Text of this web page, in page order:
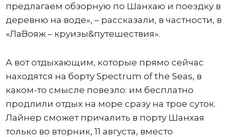
предлагаем обзорную по Шанхаю и поездку в
деревню на воде», – рассказали, в частности, в
«ЛаВояж – круизы&путешествия».
А вот отдыхающим, которые прямо сейчас
находятся на борту Spectrum of the Seas, в
каком-то смысле повезло: им бесплатно
продлили отдых на море сразу на трое суток.
Лайнер сможет причалить в порту Шанхая
только во вторник, 11 августа, вместо